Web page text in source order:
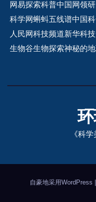
网易探索科普中国网领研
科学网蝌蚪五线谱中国
人民网科技频道新华科技
生物谷生物探索神秘的
《科
自豪地采用WordPress